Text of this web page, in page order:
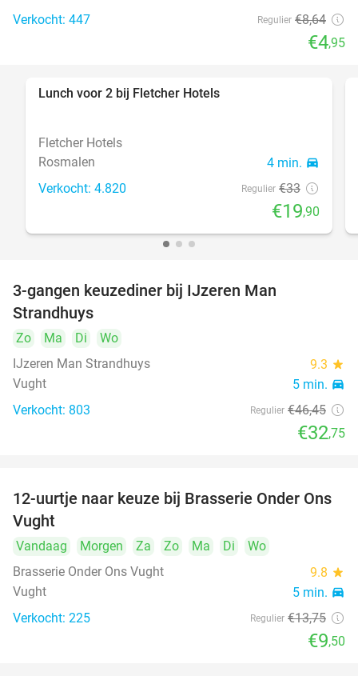
Verkocht: 447 Regulier €8,64
€4,95
Lunch voor 2 bij Fletcher Hotels
Fletcher Hotels
Rosmalen
4 min. directions_car
Verkocht: 4.820 Regulier €33
€19,90
3-gangen keuzediner bij IJzeren Man
Strandhuys
Zo Ma Di
Wo
IJzeren Man Strandhuys
9.3 star
Vught 5 min. directions_car
Verkocht: 803 Regulier €46,45
€32,75
31%
12-uurtje naar keuze bij Brasserie Onder Ons
Vught
Vandaag Morgen Za Zo Ma Di
Wo
Brasserie Onder Ons Vught
9.8 star
Vught 5 min. directions_car
Verkocht: 225 Regulier €13,75
€9,50